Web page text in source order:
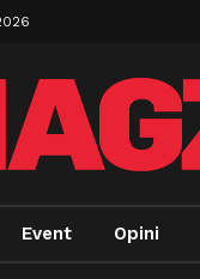
Event Opini